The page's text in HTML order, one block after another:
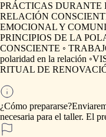
PRÁCTICAS DURANTE
RELACIÓN
EMOCIONALY
PRINCIPIOS DE LA
CONSCIENTE ◦
polaridad en la relación
RITUAL DE
¿Cómo prepararse?
necesaria para el taller. El